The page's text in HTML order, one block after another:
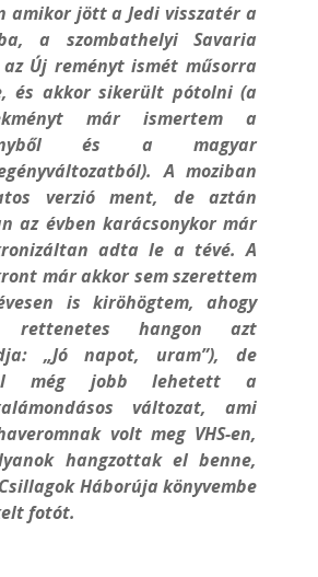
amikor jött a Jedi visszatér a
a szombathelyi Savaria
az Új reményt ismét műsorra
és akkor sikerült pótolni (a
már ismertem a
és a magyar
A moziban
verzió ment, de aztán
az évben karácsonykor már
adta le a tévé. A
már akkor sem szerettem
is kiröhögtem, ahogy
rettenetes hangon azt
„Jó napot, uram”), de
még jobb lehetett a
változat, ami
volt meg VHS-en,
hangzottak el benne,
Háborúja könyvembe
fotót.